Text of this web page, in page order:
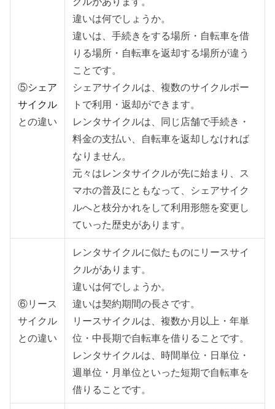
⑤シェア
サイクル
との違い
違いは何でしょうか。
違いは、手続きをする場所・自転車を借
りる場所・自転車を返却する場所が違う
ことです。
シェアサイクルは、複数のサイクルポー
トで利用・返却ができます。
レンタサイクルは、同じ店舗で手続き・
料金の支払い、自転車を返却しなければ
なりません。
元々はレンタサイクルが先に始まり、ス
マホの普及にともなって、シェアサイク
ルへと枝分かれをして利用形態を変更し
ていった歴史があります。
⑥リース
サイクル
との違い
レンタサイクルに似たものにリースサイ
クルがあります。
違いは何でしょうか。
違いは契約期間の長さです。
リースサイクルは、複数か月以上・年単
位・中長期で自転車を借りることです。
レンタサイクルは、時間単位・日単位・
週単位・月単位といった短期で自転車を
借りることです。